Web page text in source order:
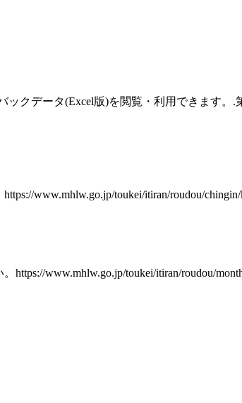
ックデータ(Excel版)を閲覧・利用できま
www.mhlw.go.jp/toukei/itiran/roudou/chingin/
www.mhlw.go.jp/toukei/itiran/roudou/